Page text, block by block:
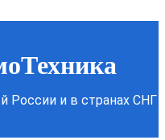
России и в странах СНГ